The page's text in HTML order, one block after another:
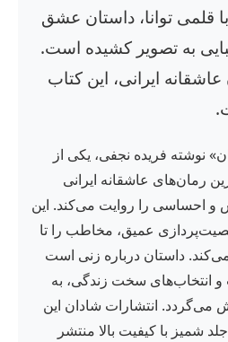
قلمی توانا، داستان عشق
به تصویر کشیده است.
ایرانی، این کتاب
نوشته فریده نجفی، یکی از
رمان‌های عاشقانه ایرانی
احساسی را روایت می‌کند. این
عمیق، مخاطب را تا
داستان درباره زنی است
انتخاب‌های سخت زندگی، به
می‌گردد. انتشارات شادان این
شمیز با کیفیت بالا منتشر